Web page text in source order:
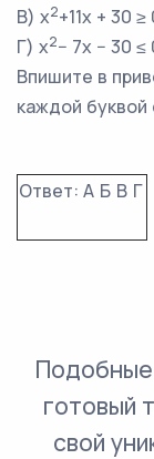
В) x2+11x + 30 ≥
Г) x2− 7x − 30 ≤
Впишите в
каждой
Ответ: А Б В Г
Подобные
готовый
свой